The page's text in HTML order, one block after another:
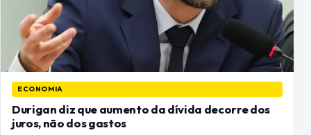
ECONOMIA
Durigan diz que aumento da dívida decorre dos
juros, não dos gastos